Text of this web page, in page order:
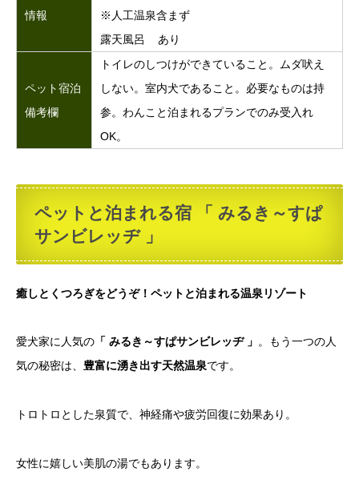
情報
※人工温泉含まず
露天風呂 あり
ペット宿泊
備考欄
トイレのしつけができていること。ムダ吠え
しない。室内犬であること。必要なものは持
参。わんこと泊まれるプランでのみ受入れ
OK。
ペットと泊まれる宿 「 みるき～すぱ
サンビレッヂ 」
癒しとくつろぎをどうぞ！ペットと泊まれる温泉リゾート
愛犬家に人気の 「 みるき～すぱサンビレッヂ 」 。もう一つの人
気の秘密は、 豊富に湧き出す天然温泉です。
トロトロとした泉質で、神経痛や疲労回復に効果あり。
女性に嬉しい美肌の湯でもあります。